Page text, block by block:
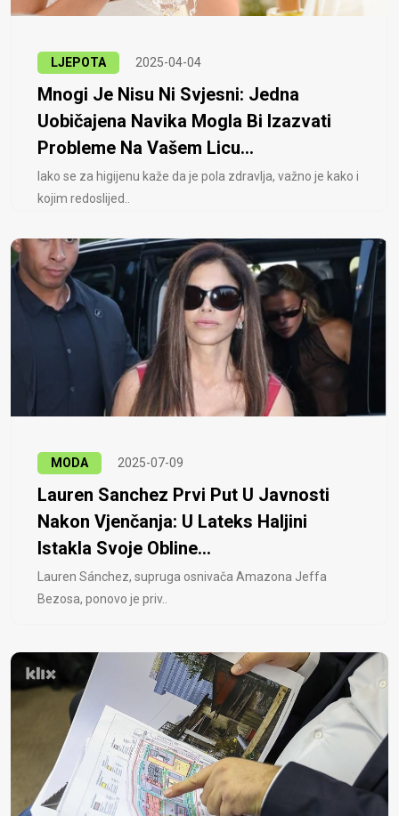
LJEPOTA 2025-04-04
Mnogi Je Nisu Ni Svjesni: Jedna
Uobičajena Navika Mogla Bi Izazvati
Probleme Na Vašem Licu...
Iako se za higijenu kaže da je pola zdravlja, važno je kako i
kojim redoslijed..
MODA 2025-07-09
Lauren Sanchez Prvi Put U Javnosti
Nakon Vjenčanja: U Lateks Haljini
Istakla Svoje Obline...
Lauren Sánchez, supruga osnivača Amazona Jeffa
Bezosa, ponovo je priv..